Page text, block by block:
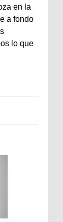
en la
a fondo
lo que